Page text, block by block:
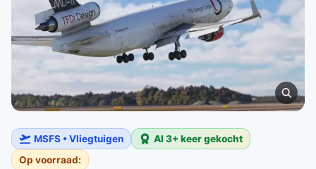
MSFS • Vliegtuigen
Al 3+ keer gekocht
Op voorraad: